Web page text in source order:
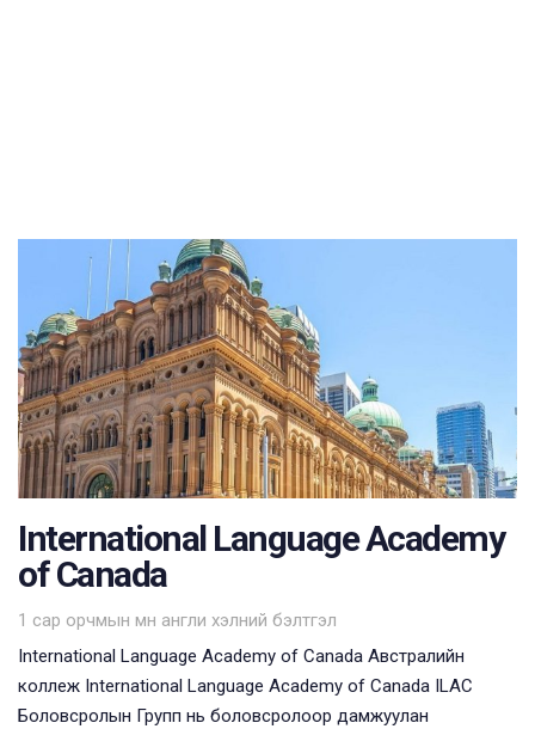
International Language Academy
of Canada
1 сар орчмын өмнө
Tags
англи хэлний бэлтгэл
International Language Academy of Canada Австралийн
коллеж International Language Academy of Canada ILAC
Боловсролын Групп нь боловсролоор дамжуулан